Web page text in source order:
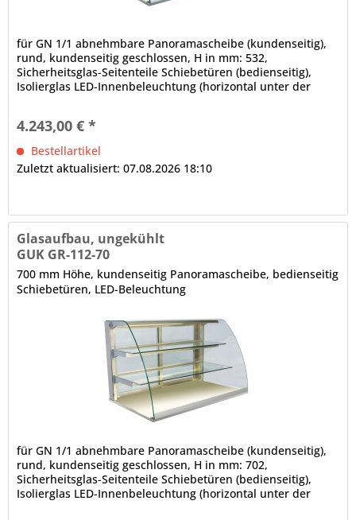
für GN 1/1 abnehmbare Panoramascheibe (kundenseitig),
rund, kundenseitig geschlossen, H in mm: 532,
Sicherheitsglas-Seitenteile Schiebetüren (bedienseitig),
Isolierglas LED-Innenbeleuchtung (horizontal unter der
elektrische Verkabelung, im Rundrohr nach unten...
4.243,00 € *
Bestellartikel
Zuletzt aktualisiert: 07.08.2026 18:10
Glasaufbau, ungekühlt
GUK GR-112-70
700 mm Höhe, kundenseitig Panoramascheibe, bedienseitig
Schiebetüren, LED-Beleuchtung
für GN 1/1 abnehmbare Panoramascheibe (kundenseitig),
rund, kundenseitig geschlossen, H in mm: 702,
Sicherheitsglas-Seitenteile Schiebetüren (bedienseitig),
Isolierglas LED-Innenbeleuchtung (horizontal unter der